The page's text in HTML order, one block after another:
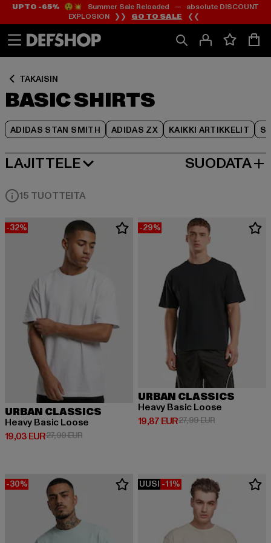
Siirry
Sisältö
Siirry
Footer
UP TO -65%😲💥 Summer Sale Reloaded — absolute DISCOUNT
EXPLOSION ❯❯ GO TO SALE ❮❮
TAKAISIN
BASIC SHIRTS
ADIDAS STAN SMITH ADIDAS ZX KAIKKI ARTIKKELIT
Siirry
Tuoteruudukko
LAJITTELE
SUOSITUIMMAT SUODATA
15 TUOTTEITA
-32%
URBAN CLASSICS
Heavy Basic Loose
19,03 EUR
Ajankohtainen hinta: 19,03 EUR
27,99 EURKampanjahinta: 27,99 EUR
-29%
URBAN CLASSICS
Heavy Basic Loose
19,87 EUR
Ajankohtainen hinta: 19,87 EUR
27,99 EUR
-30% UUSI -11%